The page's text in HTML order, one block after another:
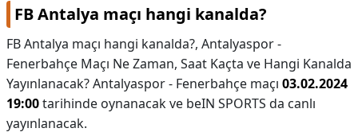
FB Antalya maçı hangi kanalda?
FB Antalya maçı hangi kanalda?, Antalyaspor -
Fenerbahçe Maçı Ne Zaman, Saat Kaçta ve Hangi Kanalda
Yayınlanacak? Antalyaspor - Fenerbahçe maçı 03.02.2024
19:00tarihinde oynanacak ve beIN SPORTS da canlı
yayınlanacak.